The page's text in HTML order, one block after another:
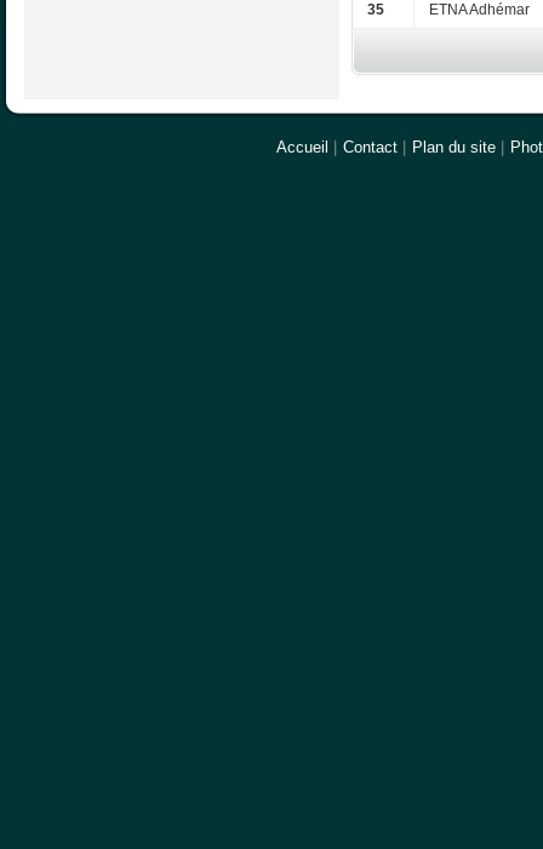
35 ETNA Adhémar
Accueil Contact Plan du site